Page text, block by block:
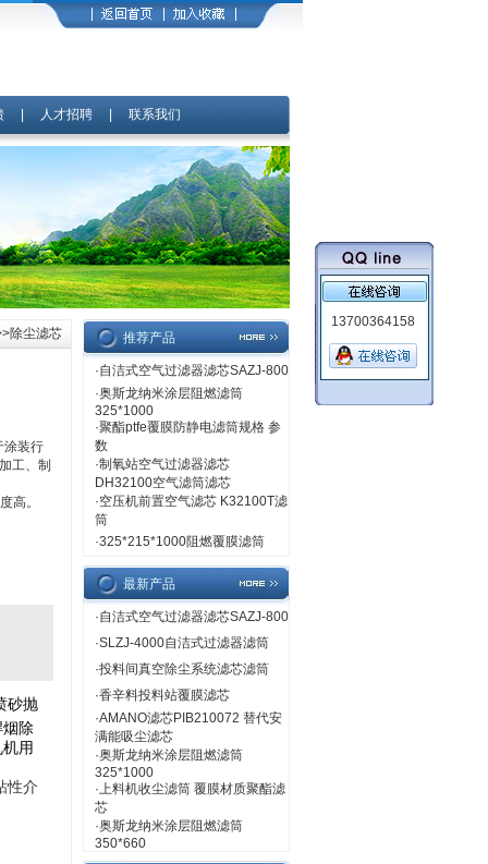
| 人才招聘| 联系我们
除尘滤芯
涂装行
工、制
高。
砂抛
除
用
性介
推荐产品
·自洁式空气过滤器滤芯SAZJ-800
·奥斯龙纳米涂层阻燃滤筒
325*1000
·聚酯ptfe覆膜防静电滤筒规格 参
数
·制氧站空气过滤器滤芯
DH32100空气滤筒滤芯
·空压机前置空气滤芯 K32100T滤
筒
·325*215*1000阻燃覆膜滤筒
最新产品
·自洁式空气过滤器滤芯SAZJ-800
·SLZJ-4000自洁式过滤器滤筒
·投料间真空除尘系统滤芯滤筒
·香辛料投料站覆膜滤芯
·AMANO滤芯PIB210072 替代安
满能吸尘滤芯
·奥斯龙纳米涂层阻燃滤筒
325*1000
·上料机收尘滤筒 覆膜材质聚酯滤
芯
·奥斯龙纳米涂层阻燃滤筒
350*660
13700364158